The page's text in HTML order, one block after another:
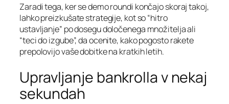
Zaradi tega, ker se demo roundi končajo skoraj takoj,
lahko preizkušate strategije, kot so “hitro
ustavljanje” po dosegu določenega množitelja ali
“teci do izgube”, da ocenite, kako pogosto rakete
prepolovijo vaše dobitke na kratkih letih.
Upravljanje bankrolla v nekaj
sekundah